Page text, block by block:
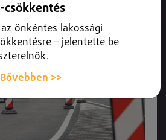
csökkentés
önkéntes lakossági
– jelentette be
Bővebben >>